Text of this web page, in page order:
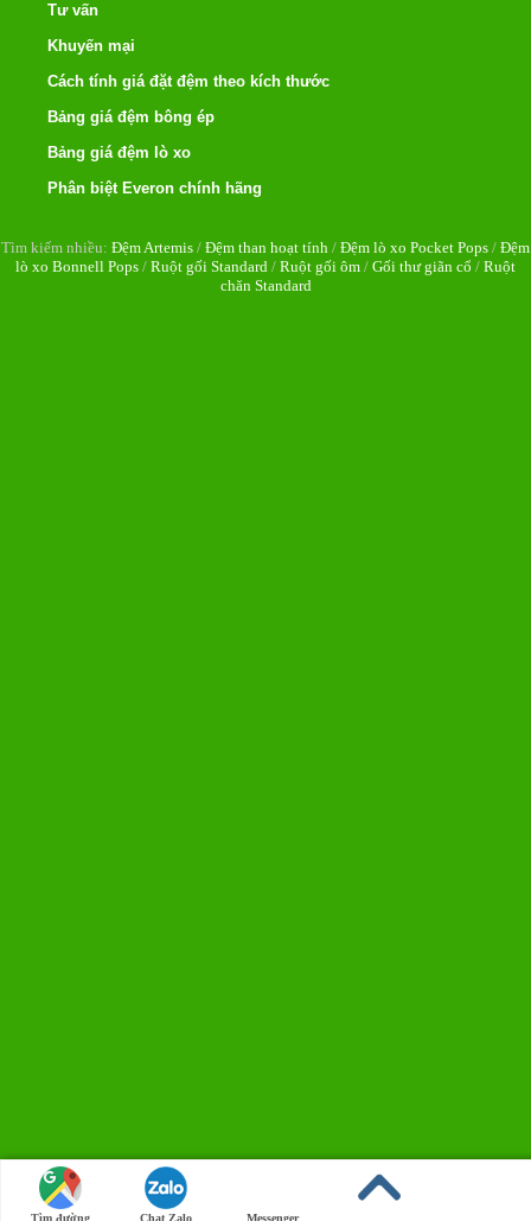
Tư vấn
Khuyến mại
Cách tính giá đặt đệm theo kích thước
Bảng giá đệm bông ép
Bảng giá đệm lò xo
Phân biệt Everon chính hãng
Tìm kiếm nhiều: Đệm Artemis / Đệm than hoạt tính / Đệm lò xo Pocket Pops / Đệm
lò xo Bonnell Pops / Ruột gối Standard / Ruột gối ôm / Gối thư giãn cổ / Ruột
chăn Standard
Tìm đường Chat Zalo Messenger